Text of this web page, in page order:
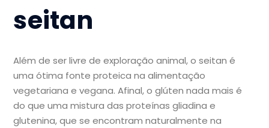
seitan
Além de ser livre de exploração animal, o seitan é
uma ótima fonte proteica na alimentação
vegetariana e vegana. Afinal, o glúten nada mais é
do que uma mistura das proteínas gliadina e
glutenina, que se encontram naturalmente na